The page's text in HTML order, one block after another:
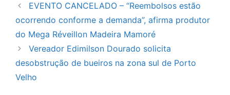
EVENTO CANCELADO – “Reembolsos estão
ocorrendo conforme a demanda”, afirma produtor
do Mega Réveillon Madeira Mamoré
Vereador Edimilson Dourado solicita
desobstrução de bueiros na zona sul de Porto
Velho